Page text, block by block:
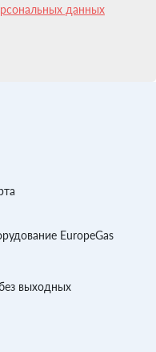
данных
EuropeGas
выходных